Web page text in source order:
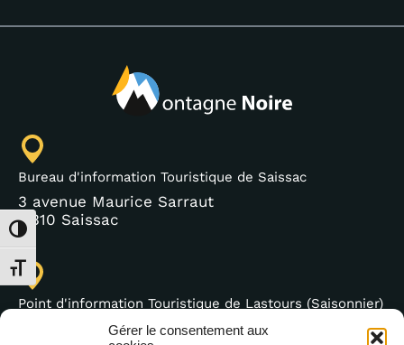
Gérer le consentement aux
Passer en contraste élevé
Changer la taille de la police
Bureau d'information Touristique de Saissac
3 avenue Maurice Sarraut
11310 Saissac
Point d'information Touristique de Lastours (Saisonnier)
4 moulin bas,